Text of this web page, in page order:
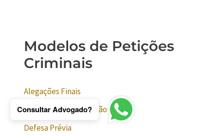
Modelos de Petições
Criminais
Alegações Finais
Assistência de Acusação
Defesa Prévia
Consultar Advogado?